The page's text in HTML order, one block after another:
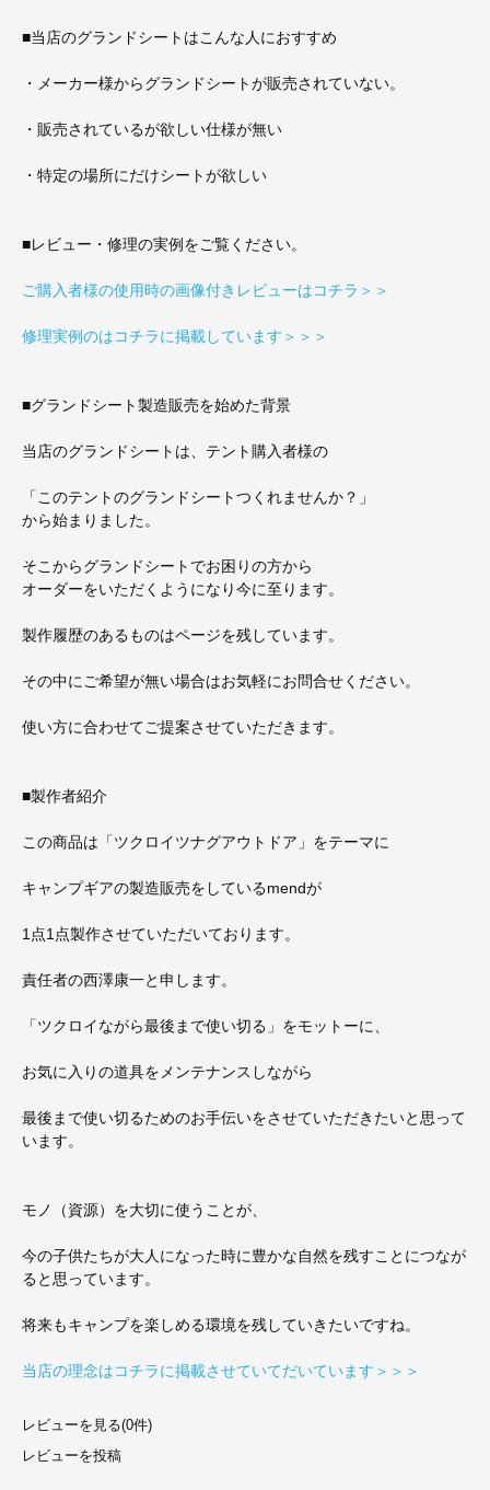
■当店のグランドシートはこんな人におすすめ
・メーカー様からグランドシートが販売されていない。
・販売されているが欲しい仕様が無い
・特定の場所にだけシートが欲しい
■レビュー・修理の実例をご覧ください。
ご購入者様の使用時の画像付きレビューはコチラ＞＞
修理実例のはコチラに掲載しています＞＞＞
■グランドシート製造販売を始めた背景
当店のグランドシートは、テント購入者様の
「このテントのグランドシートつくれませんか？」
から始まりました。
そこからグランドシートでお困りの方から
オーダーをいただくようになり今に至ります。
製作履歴のあるものはページを残しています。
その中にご希望が無い場合はお気軽にお問合せください。
使い方に合わせてご提案させていただきます。
■製作者紹介
この商品は「ツクロイツナグアウトドア」をテーマに
キャンプギアの製造販売をしているmendが
1点1点製作させていただいております。
責任者の西澤康一と申します。
「ツクロイながら最後まで使い切る」をモットーに、
お気に入りの道具をメンテナンスしながら
最後まで使い切るためのお手伝いをさせていただきたいと思って
います。
モノ（資源）を大切に使うことが、
今の子供たちが大人になった時に豊かな自然を残すことにつなが
ると思っています。
将来もキャンプを楽しめる環境を残していきたいですね。
当店の理念はコチラに掲載させていてだいています＞＞＞
レビューを見る(0件)
レビューを投稿